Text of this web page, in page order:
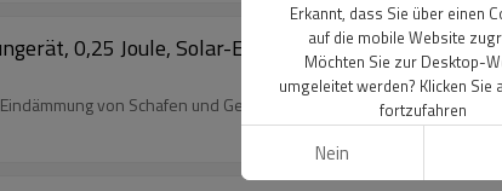
0,25 Joule, Solar-Elektrozaunladegerät,
von Schafen und Geflügel, zum Ausschluss wilder
Erkannt, dass Sie über einen
auf die mobile Website
Möchten Sie zur Desktop-
umgeleitet werden? Klicken Sie
fortzufahren
Nein